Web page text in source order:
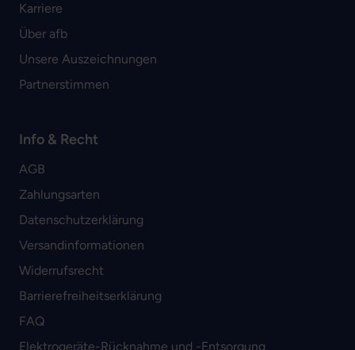
Karriere
Über afb
Unsere Auszeichnungen
Partnerstimmen
Info & Recht
AGB
Zahlungsarten
Datenschutzerklärung
Versandinformationen
Widerrufsrecht
Barrierefreiheitserklärung
FAQ
Elektrogeräte-Rücknahme und -Entsorgung